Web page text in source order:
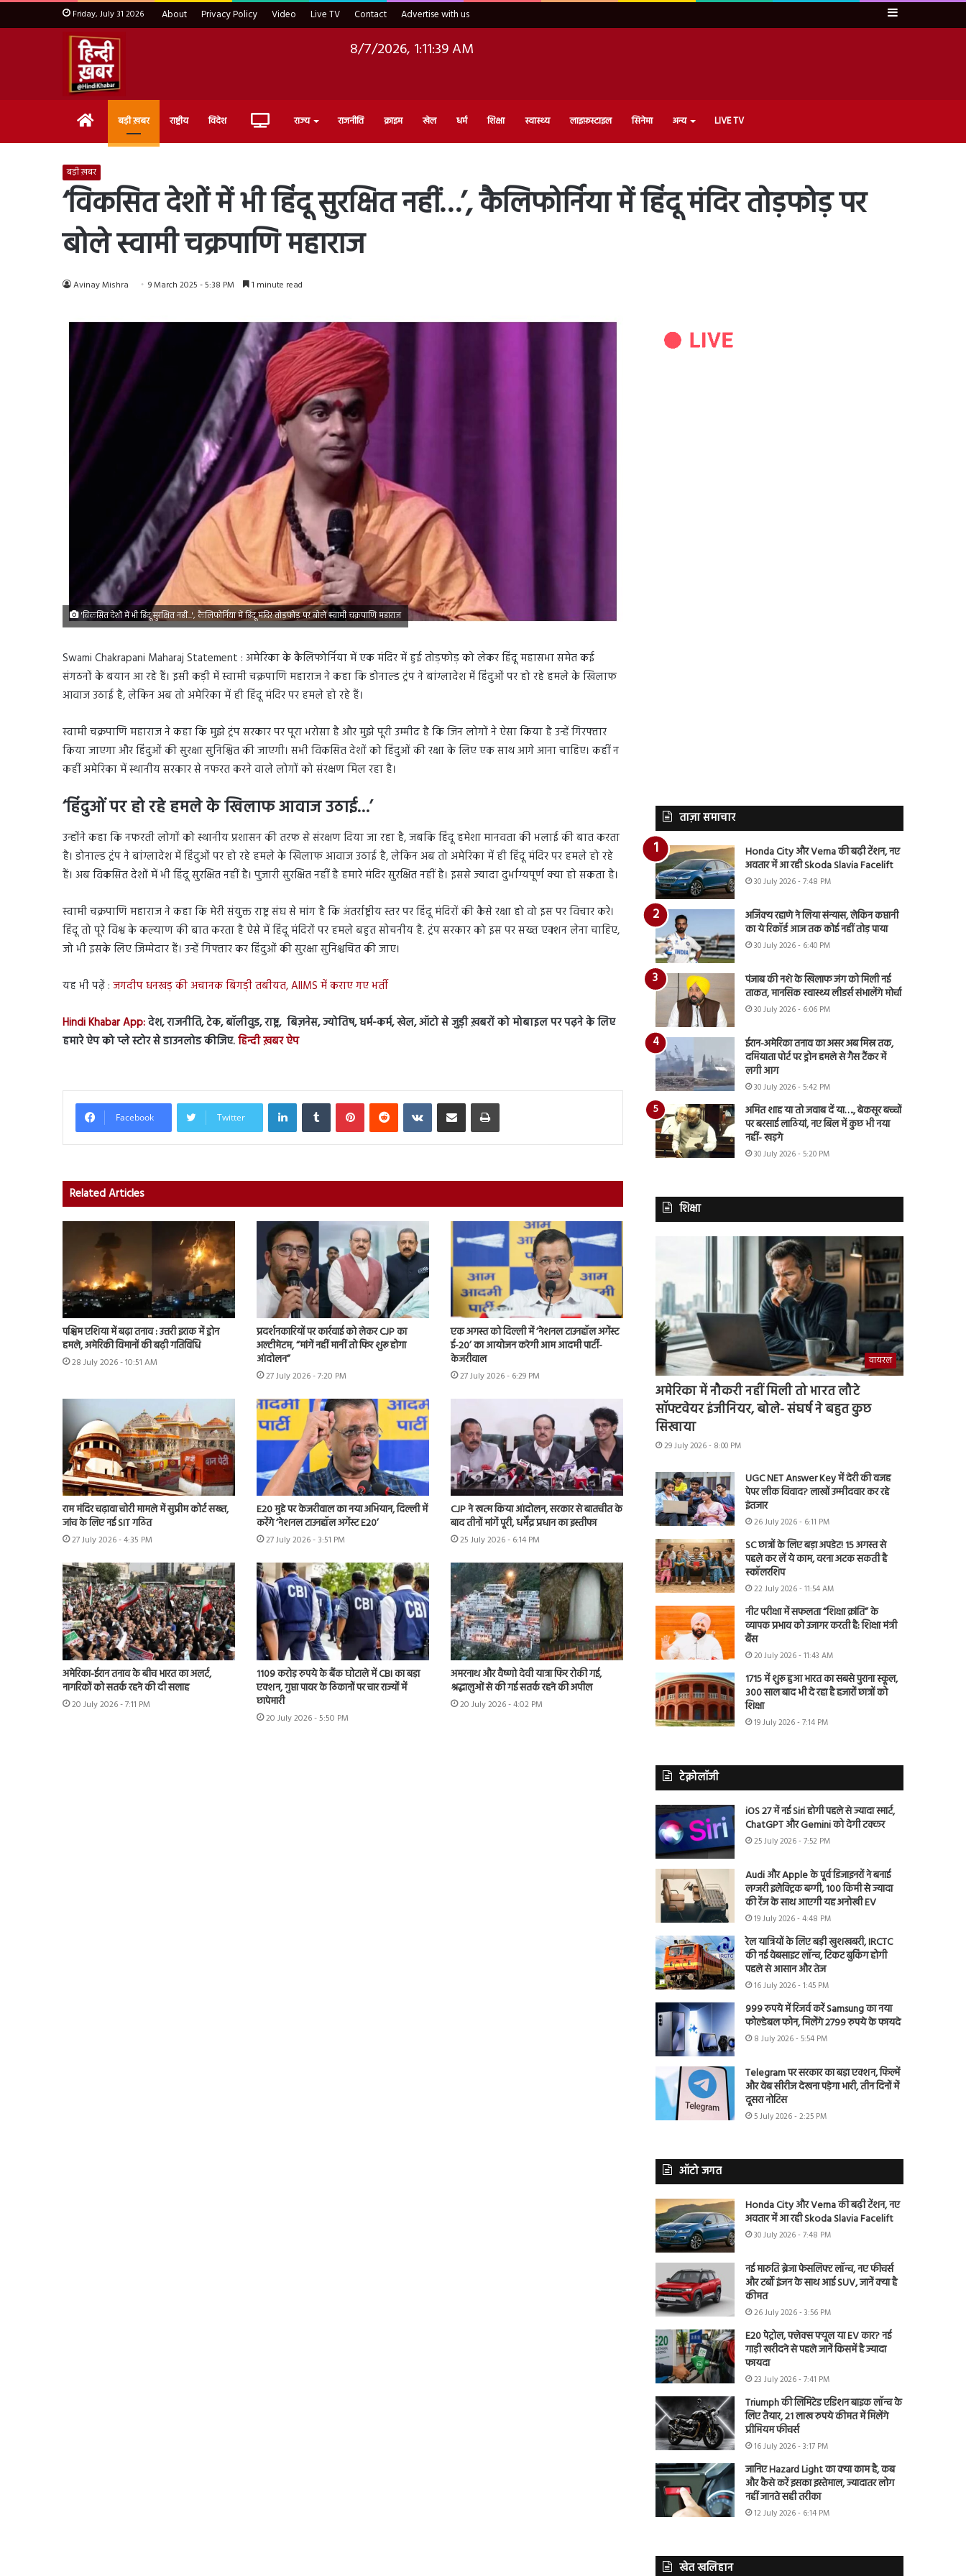
Friday, July 31 2026 About Privacy Policy Video Live TV Contact Advertise with us Sidebar
8/7/2026, 1:11:41 AM
Home बड़ी ख़बर राष्ट्रीय विदेश Live राज्य राजनीति क्राइम खेल धर्म शिक्षा स्वास्थ्य लाइफ़स्टाइल सिनेमा अन्य LIVE TV
बड़ी ख़बर
‘विकसित देशों में भी हिंदू सुरक्षित नहीं…’, कैलिफोर्निया में हिंदू मंदिर तोड़फोड़ पर
बोले स्वामी चक्रपाणि महाराज
Avinay Mishra 9 March 2025 - 5:38 PM 1 minute read
'विकसित देशों में भी हिंदू सुरक्षित नहीं...', कैलिफोर्निया में हिंदू मंदिर तोड़फोड़ पर बोले स्वामी चक्रपाणि महाराज
Swami Chakrapani Maharaj Statement : अमेरिका के कैलिफोर्निया में एक मंदिर में हुई तोड़फोड़ को लेकर हिंदू महासभा समेत कई
संगठनों के बयान आ रहे हैं। इसी कड़ी में स्वामी चक्रपाणि महाराज ने कहा कि डोनाल्ड ट्रंप ने बांग्लादेश में हिंदुओं पर हो रहे हमले के खिलाफ
आवाज उठाई है, लेकिन अब तो अमेरिका में ही हिंदू मंदिर पर हमले हो रहे हैं।
स्वामी चक्रपाणि महाराज ने कहा कि मुझे ट्रंप सरकार पर पूरा भरोसा है और मुझे पूरी उम्मीद है कि जिन लोगों ने ऐसा किया है उन्हें गिरफ्तार
किया जाएगा और हिंदुओं की सुरक्षा सुनिश्चित की जाएगी। सभी विकसित देशों को हिंदुओं की रक्षा के लिए एक साथ आगे आना चाहिए। कहीं न
कहीं अमेरिका में स्थानीय सरकार से नफरत करने वाले लोगों को संरक्षण मिल रहा है।
‘हिंदुओं पर हो रहे हमले के खिलाफ आवाज उठाई…’
उन्होंने कहा कि नफरती लोगों को स्थानीय प्रशासन की तरफ से संरक्षण दिया जा रहा है, जबकि हिंदू हमेशा मानवता की भलाई की बात करता
है। डोनाल्ड ट्रंप ने बांग्लादेश में हिंदुओं पर हो रहे हमले के खिलाफ आवाज उठाई है, लेकिन अब तो अमेरिका में ही हिंदू मंदिर पर हमले हो रहे
हैं। अब विकसित देशों में भी हिंदू सुरक्षित नहीं है। पुजारी सुरक्षित नहीं है हमारे मंदिर सुरक्षित नहीं है। इससे ज्यादा दुर्भाग्यपूर्ण क्या हो सकता है।
स्वामी चक्रपाणि महाराज ने कहा कि मेरी संयुक्त राष्ट्र संघ से मांग है कि अंतर्राष्ट्रीय स्तर पर हिंदू मंदिरों की कैसे रक्षा हो वो इस पर विचार करे।
हिंदू तो पूरे विश्व के कल्याण की बात करता है ऐसे में हिंदू मंदिरों पर हमले बहुत सोचनीय है. ट्रंप सरकार को इस पर सख्त एक्शन लेना चाहिए,
जो भी इसके लिए जिम्मेदार हैं। उन्हें गिफ्तार कर हिंदुओं की सुरक्षा सुनिश्चचित की जाए।
यह भी पढ़ें : जगदीप धनखड़ की अचानक बिगड़ी तबीयत, AIIMS में कराए गए भर्ती
Hindi Khabar App:देश, राजनीति, टेक, बॉलीवुड, राष्ट्र, बिज़नेस, ज्योतिष, धर्म-कर्म, खेल, ऑटो से जुड़ी ख़बरों को मोबाइल पर पढ़ने के लिए
हमारे ऐप को प्ले स्टोर से डाउनलोड कीजिए.हिन्दी ख़बर ऐप
Facebook Twitter
LinkedInTumblr PinterestReddit VKontakteShare via Email Print
Related Articles
पश्चिम एशिया में बढ़ा तनाव : उत्तरी इराक में ड्रोन
हमले, अमेरिकी विमानों की बढ़ी गतिविधि
28 July 2026 - 10:51 AM
प्रदर्शनकारियों पर कार्रवाई को लेकर CJP का
अल्टीमेटम, “मांगें नहीं मानीं तो फिर शुरू होगा
आंदोलन”
27 July 2026 - 7:20 PM
एक अगस्त को दिल्ली में ‘नेशनल टाउनहॉल अगेंस्ट
ई-20’ का आयोजन करेगी आम आदमी पार्टी-
केजरीवाल
27 July 2026 - 6:29 PM
राम मंदिर चढ़ावा चोरी मामले में सुप्रीम कोर्ट सख्त,
जांच के लिए नई SIT गठित
27 July 2026 - 4:35 PM
E20 मुद्दे पर केजरीवाल का नया अभियान, दिल्ली में
करेंगे ‘नेशनल टाउनहॉल अगेंस्ट E20’
27 July 2026 - 3:51 PM
CJP ने खत्म किया आंदोलन, सरकार से बातचीत के
बाद तीनों मांगें पूरी, धर्मेंद्र प्रधान का इस्तीफा
25 July 2026 - 6:14 PM
अमेरिका-ईरान तनाव के बीच भारत का अलर्ट,
नागरिकों को सतर्क रहने की दी सलाह
20 July 2026 - 7:11 PM
1109 करोड़ रुपये के बैंक घोटाले में CBI का बड़ा
एक्शन, गुप्ता पावर के ठिकानों पर चार राज्यों में
छापेमारी
20 July 2026 - 5:50 PM
अमरनाथ और वैष्णो देवी यात्रा फिर रोकी गई,
श्रद्धालुओं से की गई सतर्क रहने की अपील
20 July 2026 - 4:02 PM
ताज़ा समाचार
Honda City और Verna की बढ़ी टेंशन, नए
अवतार में आ रही Skoda Slavia Facelift
30 July 2026 - 7:48 PM
अजिंक्य रहाणे ने लिया संन्यास, लेकिन कप्तानी
का ये रिकॉर्ड आज तक कोई नहीं तोड़ पाया
30 July 2026 - 6:40 PM
पंजाब की नशे के खिलाफ जंग को मिली नई
ताकत, मानसिक स्वास्थ्य लीडर्स संभालेंगे मोर्चा
30 July 2026 - 6:06 PM
ईरान-अमेरिका तनाव का असर अब मिस्र तक,
दमियाता पोर्ट पर ड्रोन हमले से गैस टैंकर में
लगी आग
30 July 2026 - 5:42 PM
अमित शाह या तो जवाब दें या…., बेकसूर बच्चों
पर बरसाई लाठियां, नए बिल में कुछ भी नया
नहीं- खड़गे
30 July 2026 - 5:20 PM
शिक्षा
वायरल
अमेरिका में नौकरी नहीं मिली तो भारत लौटे
सॉफ्टवेयर इंजीनियर, बोले- संघर्ष ने बहुत कुछ
सिखाया
29 July 2026 - 8:00 PM
UGC NET Answer Key में देरी की वजह
पेपर लीक विवाद? लाखों उम्मीदवार कर रहे
इंतजार
26 July 2026 - 6:11 PM
SC छात्रों के लिए बड़ा अपडेट! 15 अगस्त से
पहले कर लें ये काम, वरना अटक सकती है
स्कॉलरशिप
22 July 2026 - 11:54 AM
नीट परीक्षा में सफलता “शिक्षा क्रांति” के
व्यापक प्रभाव को उजागर करती है: शिक्षा मंत्री
बैंस
20 July 2026 - 11:43 AM
1715 में शुरू हुआ भारत का सबसे पुराना स्कूल,
300 साल बाद भी दे रहा है हजारों छात्रों को
शिक्षा
19 July 2026 - 7:14 PM
टेक्नोलॉजी
iOS 27 में नई Siri होगी पहले से ज्यादा स्मार्ट,
ChatGPT और Gemini को देगी टक्कर
25 July 2026 - 7:52 PM
Audi और Apple के पूर्व डिजाइनरों ने बनाई
लग्जरी इलेक्ट्रिक बग्गी, 100 किमी से ज्यादा
की रेंज के साथ आएगी यह अनोखी EV
19 July 2026 - 4:48 PM
रेल यात्रियों के लिए बड़ी खुशखबरी, IRCTC
की नई वेबसाइट लॉन्च, टिकट बुकिंग होगी
पहले से आसान और तेज
16 July 2026 - 1:45 PM
999 रुपये में रिजर्व करें Samsung का नया
फोल्डेबल फोन, मिलेंगे 2799 रुपये के फायदे
8 July 2026 - 5:54 PM
Telegram पर सरकार का बड़ा एक्शन, फिल्में
और वेब सीरीज देखना पड़ेगा भारी, तीन दिनों में
दूसरा नोटिस
5 July 2026 - 2:25 PM
ऑटो जगत
Honda City और Verna की बढ़ी टेंशन, नए
अवतार में आ रही Skoda Slavia Facelift
30 July 2026 - 7:48 PM
नई मारुति ब्रेजा फेसलिफ्ट लॉन्च, नए फीचर्स
और टर्बो इंजन के साथ आई SUV, जानें क्या है
कीमत
26 July 2026 - 3:56 PM
E20 पेट्रोल, फ्लेक्स फ्यूल या EV कार? नई
गाड़ी खरीदने से पहले जानें किसमें है ज्यादा
फायदा
23 July 2026 - 7:41 PM
Triumph की लिमिटेड एडिशन बाइक लॉन्च के
लिए तैयार, 21 लाख रुपये कीमत में मिलेंगे
प्रीमियम फीचर्स
16 July 2026 - 3:17 PM
जानिए Hazard Light का क्या काम है, कब
और कैसे करें इसका इस्तेमाल, ज्यादातर लोग
नहीं जानते सही तरीका
12 July 2026 - 6:14 PM
खेत खलिहान